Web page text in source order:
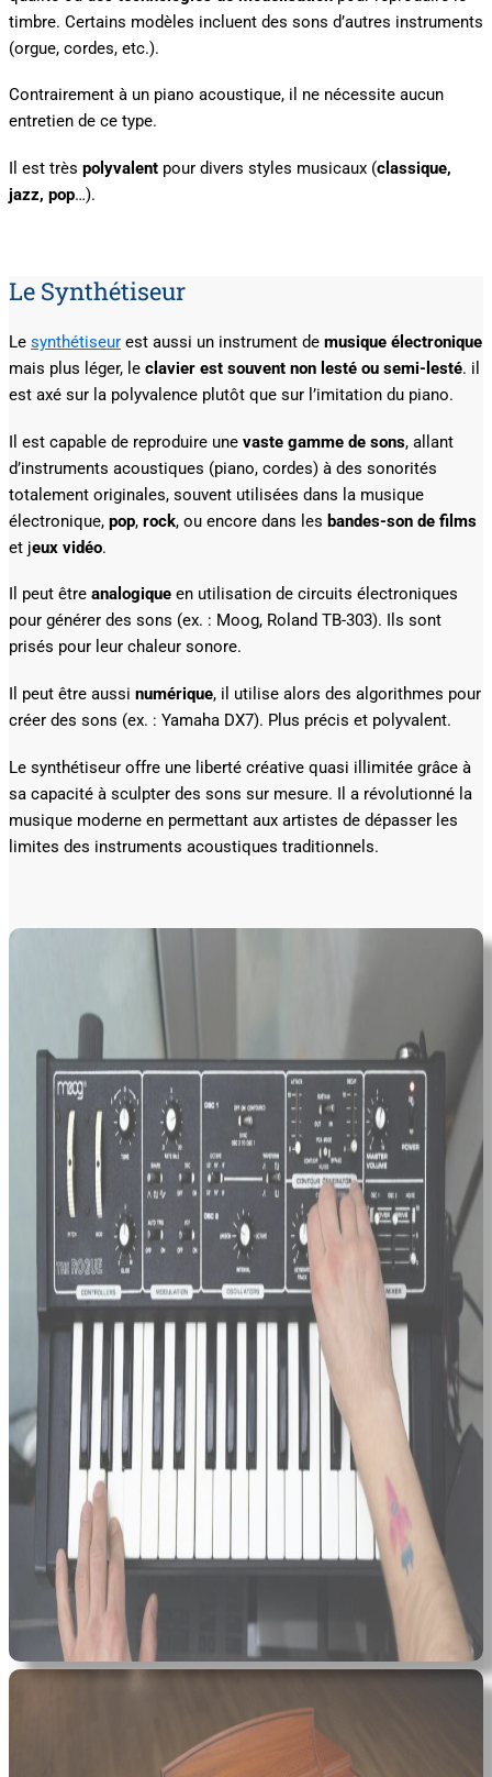
timbre. Certains modèles incluent des sons d’autres instruments
(orgue, cordes, etc.).
Contrairement à un piano acoustique, il ne nécessite aucun
entretien de ce type.
Il est très polyvalent pour divers styles musicaux (classique,
jazz, pop…).
Le Synthétiseur
Le synthétiseur est aussi un instrument de musique électronique
mais plus léger, le clavier est souvent non lesté ou semi-lesté. il
est axé sur la polyvalence plutôt que sur l’imitation du piano.
Il est capable de reproduire une vaste gamme de sons, allant
d’instruments acoustiques (piano, cordes) à des sonorités
totalement originales, souvent utilisées dans la musique
électronique, pop, rock, ou encore dans les bandes-son de films
et jeux vidéo.
Il peut être analogique en utilisation de circuits électroniques
pour générer des sons (ex. : Moog, Roland TB-303). Ils sont
prisés pour leur chaleur sonore.
Il peut être aussi numérique, il utilise alors des algorithmes pour
créer des sons (ex. : Yamaha DX7). Plus précis et polyvalent.
Le synthétiseur offre une liberté créative quasi illimitée grâce à
sa capacité à sculpter des sons sur mesure. Il a révolutionné la
musique moderne en permettant aux artistes de dépasser les
limites des instruments acoustiques traditionnels.